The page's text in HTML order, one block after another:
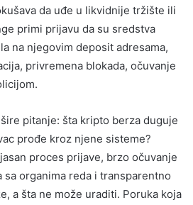
da uđe u likvidnije tržište ili
primi prijavu da su sredstva
na njegovim deposit adresama,
privremena blokada, očuvanje
pitanje: šta kripto berza duguje
prođe kroz njene sisteme?
proces prijave, brzo očuvanje
sa organima reda i transparentno
a šta ne može uraditi. Poruka koja